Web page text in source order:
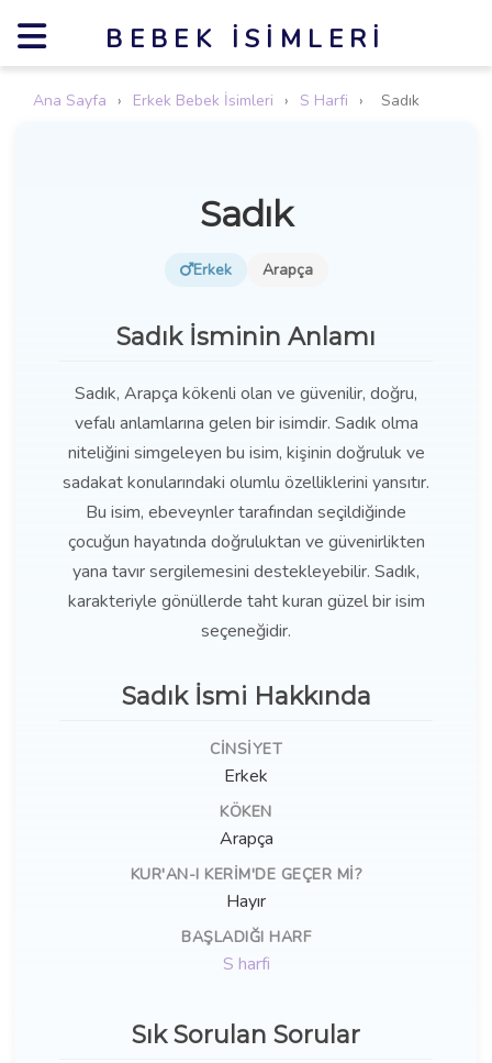
BEBEK İSIMLERI
Ana Sayfa › Erkek Bebek İsimleri › S Harfi › Sadık
Sadık
Erkek Arapça
Sadık İsminin Anlamı
Sadık, Arapça kökenli olan ve güvenilir, doğru,
vefalı anlamlarına gelen bir isimdir. Sadık olma
niteliğini simgeleyen bu isim, kişinin doğruluk ve
sadakat konularındaki olumlu özelliklerini yansıtır.
Bu isim, ebeveynler tarafından seçildiğinde
çocuğun hayatında doğruluktan ve güvenirlikten
yana tavır sergilemesini destekleyebilir. Sadık,
karakteriyle gönüllerde taht kuran güzel bir isim
seçeneğidir.
Sadık İsmi Hakkında
CINSIYET
Erkek
KÖKEN
Arapça
KUR'AN-I KERIM'DE GEÇER MI?
Hayır
BAŞLADIĞI HARF
S harfi
Sık Sorulan Sorular